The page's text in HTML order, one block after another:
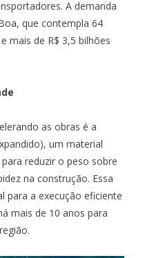
A demanda
que contempla 64
mais de R$ 3,5 bilhões
as obras é a
um material
reduzir o peso sobre
na construção. Essa
para a execução eficiente
mais de 10 anos para